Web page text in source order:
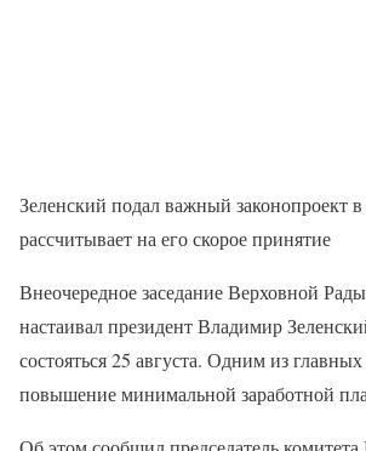
Зеленский подал важный законопроект
рассчитывает на его скорое принятие
Внеочередное заседание Верховной
настаивал президент Владимир
состояться 25 августа. Одним из
повышение минимальной заработной